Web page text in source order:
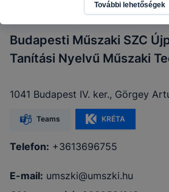
Budapesti Műszaki SZC
Tanítási Nyelvű Műszaki
1041 Budapest IV. ker., Görgey
Teams KRÉTA
Telefon: +3613696755
E-mail: umszki@umszki.hu
További lehetőségek